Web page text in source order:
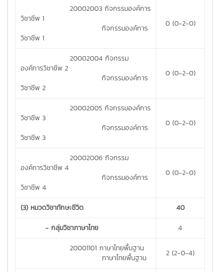
20002003 กิจกรรมองค์การ
วิชาชีพ 1
กิจกรรมองค์การ
วิชาชีพ 1
0 (0-2-0)
20002004 กิจกรรม
องค์การวิชาชีพ 2
กิจกรรมองค์การ
วิชาชีพ 2
0 (0-2-0)
20002005 กิจกรรมองค์การ
วิชาชีพ 3
กิจกรรมองค์การ
วิชาชีพ 3
0 (0-2-0)
20002006 กิจกรรม
องค์การวิชาชีพ 4
กิจกรรมองค์การ
วิชาชีพ 4
0 (0-2-0)
(3) หมวดวิชาทักษะชีวิต
40
- กลุ่มวิชาภาษาไทย
4
20001101 ภาษาไทยพื้นฐาน
ภาษาไทยพื้นฐาน
2 (2-0-4)